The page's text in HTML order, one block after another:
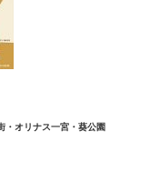
・オリナス一宮・葵公園